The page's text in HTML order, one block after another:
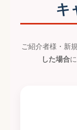
キ
ご紹介者様・新
した場合